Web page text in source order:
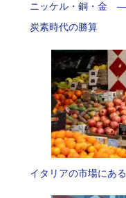
ニッケル・銅・金
炭素時代の勝算
イタリアの市場にあ